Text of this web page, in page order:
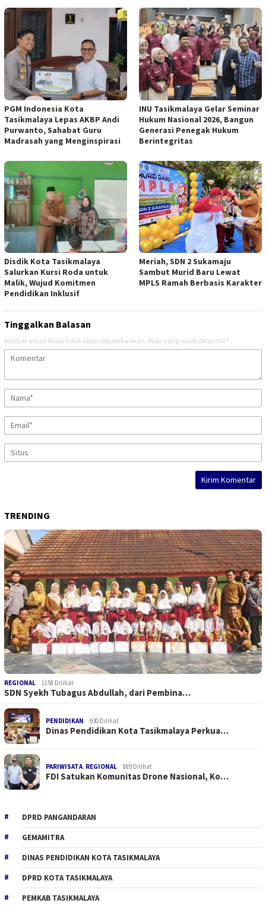
PGM Indonesia Kota
Tasikmalaya Lepas AKBP Andi
Purwanto, Sahabat Guru
Madrasah yang Menginspirasi
INU Tasikmalaya Gelar Seminar
Hukum Nasional 2026, Bangun
Generasi Penegak Hukum
Berintegritas
Disdik Kota Tasikmalaya
Salurkan Kursi Roda untuk
Malik, Wujud Komitmen
Pendidikan Inklusif
Meriah, SDN 2 Sukamaju
Sambut Murid Baru Lewat
MPLS Ramah Berbasis Karakter
Tinggalkan Balasan
Alamat email Anda tidak akan dipublikasikan. Ruas yang wajib ditandai *
TRENDING
REGIONAL 1158 Dilihat
SDN Syekh Tubagus Abdullah, dari Pembina…
PENDIDIKAN 930 Dilihat
Dinas Pendidikan Kota Tasikmalaya Perkua…
PARIWISATA REGIONAL 889 Dilihat
FDI Satukan Komunitas Drone Nasional, Ko…
DPRD PANGANDARAN
GEMAMITRA
DINAS PENDIDIKAN KOTA TASIKMALAYA
DPRD KOTA TASIKMALAYA
PEMKAB TASIKMALAYA